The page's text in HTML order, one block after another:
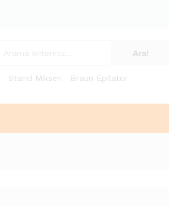
Ara!
Stand Mikseri
Braun Epilatör